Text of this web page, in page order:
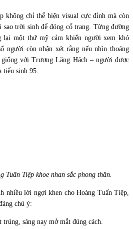
không chỉ thể hiện visual cực đỉnh mà còn
sao trời sinh để đóng cổ trang. Từng đường
lại một thứ mỹ cảm khiến người xem khó
người còn nhận xét rằng nếu nhìn thoáng
với Trương Lăng Hách – người được
tiểu sinh 95.
Tiệp khoe nhan sắc phong thần.
nhiều lời ngợi khen cho Hoàng Tuấn Tiệp,
chú ý:
sáng nay mở mắt đúng cách.